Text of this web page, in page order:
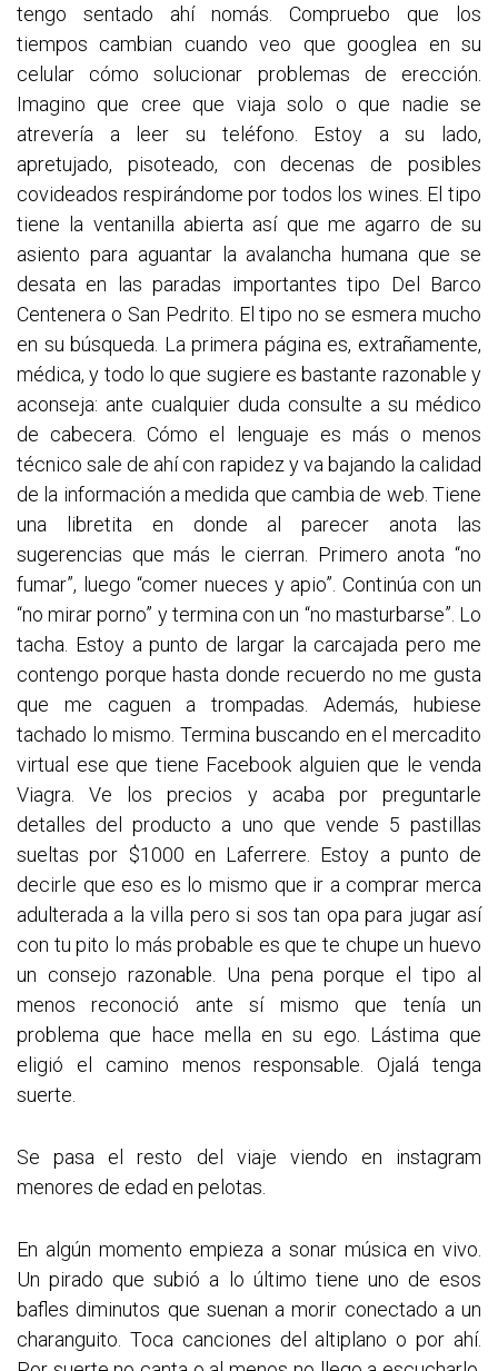
tengo sentado ahí nomás. Compruebo que los
tiempos cambian cuando veo que googlea en su
celular cómo solucionar problemas de erección.
Imagino que cree que viaja solo o que nadie se
atrevería a leer su teléfono. Estoy a su lado,
apretujado, pisoteado, con decenas de posibles
covideados respirándome por todos los wines. El tipo
tiene la ventanilla abierta así que me agarro de su
asiento para aguantar la avalancha humana que se
desata en las paradas importantes tipo Del Barco
Centenera o San Pedrito. El tipo no se esmera mucho
en su búsqueda. La primera página es, extrañamente,
médica, y todo lo que sugiere es bastante razonable y
aconseja: ante cualquier duda consulte a su médico
de cabecera. Cómo el lenguaje es más o menos
técnico sale de ahí con rapidez y va bajando la calidad
de la información a medida que cambia de web. Tiene
una libretita en donde al parecer anota las
sugerencias que más le cierran. Primero anota “no
fumar”, luego “comer nueces y apio”. Continúa con un
“no mirar porno” y termina con un “no masturbarse”. Lo
tacha. Estoy a punto de largar la carcajada pero me
contengo porque hasta donde recuerdo no me gusta
que me caguen a trompadas. Además, hubiese
tachado lo mismo. Termina buscando en el mercadito
virtual ese que tiene Facebook alguien que le venda
Viagra. Ve los precios y acaba por preguntarle
detalles del producto a uno que vende 5 pastillas
sueltas por $1000 en Laferrere. Estoy a punto de
decirle que eso es lo mismo que ir a comprar merca
adulterada a la villa pero si sos tan opa para jugar así
con tu pito lo más probable es que te chupe un huevo
un consejo razonable. Una pena porque el tipo al
menos reconoció ante sí mismo que tenía un
problema que hace mella en su ego. Lástima que
eligió el camino menos responsable. Ojalá tenga
suerte.
Se pasa el resto del viaje viendo en instagram
menores de edad en pelotas.
En algún momento empieza a sonar música en vivo.
Un pirado que subió a lo último tiene uno de esos
bafles diminutos que suenan a morir conectado a un
charanguito. Toca canciones del altiplano o por ahí.